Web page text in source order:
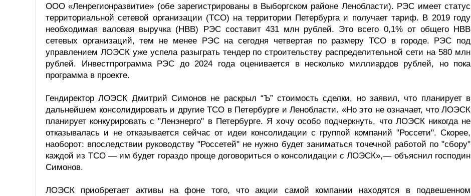
ООО «Ленрегионразвитие» (обе зарегистрированы в Выборгском районе Ленобласти). РЭС имеет статус
территориальной сетевой организации (ТСО) на территории Петербурга и получает тариф. В 2019 году
необходимая валовая выручка (НВВ) РЭС составит 431 млн рублей. Это всего 0,1% от общего НВВ
сетевых организаций, тем не менее РЭС на сегодня четвертая по размеру ТСО в городе. РЭС под
управлением ЛОЭСК уже успела разыграть тендер по строительству распределительной сети на 580 млн
рублей. Инвестпрограмма РЭС до 2024 года оценивается в несколько миллиардов рублей, но пока
программа в проекте.
Гендиректор ЛОЭСК Дмитрий Симонов не раскрыл “Ъ” стоимость сделки, но заявил, что планирует в
дальнейшем консолидировать и другие ТСО в Петербурге и Ленобласти. «Но это не означает, что ЛОЭСК
планирует конкурировать с "Ленэнерго" в Петербурге. Я хочу особо подчеркнуть, что ЛОЭСК никогда не
отказывалась и не отказывается сейчас от идеи консолидации с группой компаний "Россети". Скорее,
наоборот: впоследствии руководству "Россетей" не нужно будет заниматься точечной работой по "сбору"
каждой из ТСО — им будет гораздо проще договориться о консолидации с ЛОЭСК»,— объяснил господин
Симонов.
ЛОЭСК приобретает активы на фоне того, что акции самой компании находятся в подвешенном